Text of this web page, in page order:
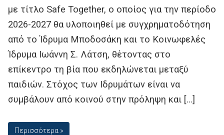
με τίτλο Safe Together, o οποίος για την περίοδο
2026-2027 θα υλοποιηθεί με συγχρηματοδότηση
από το Ίδρυμα Μποδοσάκη και το Κοινωφελές
Ίδρυμα Ιωάννη Σ. Λάτση, θέτοντας στο
επίκεντρο τη βία που εκδηλώνεται μεταξύ
παιδιών. Στόχος των Ιδρυμάτων είναι να
συμβάλουν από κοινού στην πρόληψη και […]
Περισσότερα »